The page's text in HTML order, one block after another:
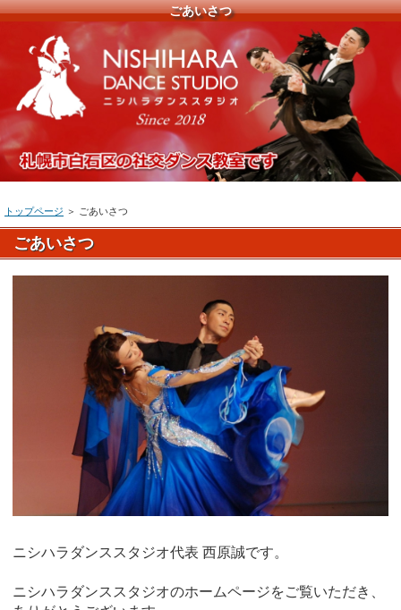
ごあいさつ
トップページ ＞ ごあいさつ
ごあいさつ
ニシハラダンススタジオ代表 西原誠です。
ニシハラダンススタジオのホームページをご覧いただき、